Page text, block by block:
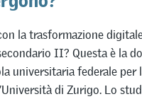
la trasformazione
II? Questa è la
universitaria federale per
di Zurigo. Lo